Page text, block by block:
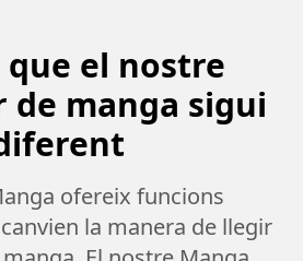
que el nostre
manga sigui
ofereix funcions
la manera de llegir